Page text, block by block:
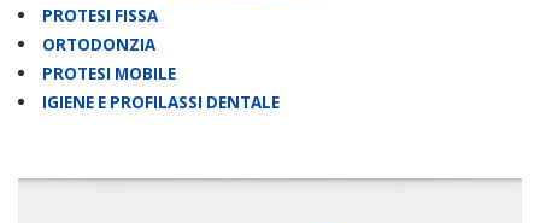
PROTESI FISSA
ORTODONZIA
PROTESI MOBILE
IGIENE E PROFILASSI DENTALE